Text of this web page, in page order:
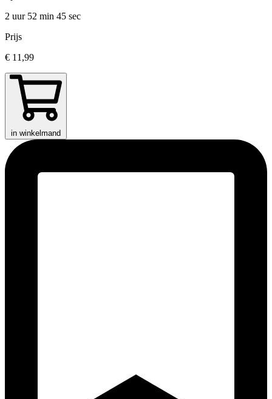
2 uur 52 min 45 sec
Prijs
€ 11,99
in winkelmand